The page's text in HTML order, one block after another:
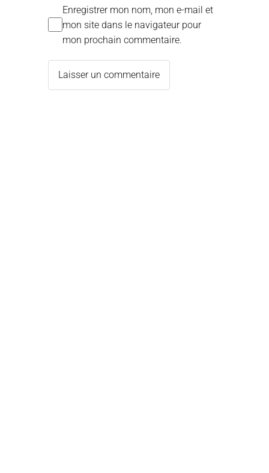
Enregistrer mon nom, mon e-mail et
mon site dans le navigateur pour
mon prochain commentaire.